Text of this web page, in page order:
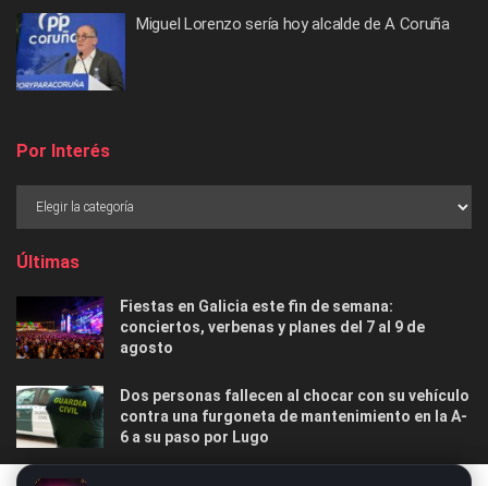
Miguel Lorenzo sería hoy alcalde de A Coruña
Por Interés
Últimas
Fiestas en Galicia este fin de semana:
conciertos, verbenas y planes del 7 al 9 de
agosto
Dos personas fallecen al chocar con su vehículo
contra una furgoneta de mantenimiento en la A-
6 a su paso por Lugo